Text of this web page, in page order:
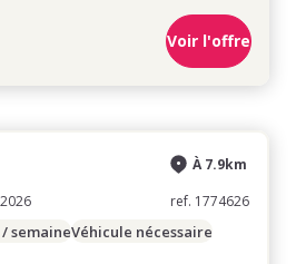
Voir l'offre
À 7.9km
ref. 1774626
semaineVéhicule nécessaire